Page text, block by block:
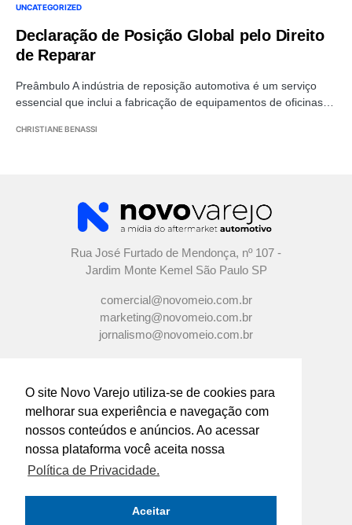
O site Novo Varejo utiliza-se de cookies para
melhorar sua experiência e navegação com
nossos conteúdos e anúncios. Ao acessar
nossa plataforma você aceita nossa
Política de Privacidade.
Aceitar
UNCATEGORIZED
Declaração de Posição Global pelo Direito
de Reparar
Preâmbulo A indústria de reposição automotiva é um serviço
essencial que inclui a fabricação de equipamentos de oficinas…
CHRISTIANE BENASSI
Rua José Furtado de Mendonça, nº 107 -
Jardim Monte Kemel São Paulo SP
comercial@novomeio.com.br
marketing@novomeio.com.br
jornalismo@novomeio.com.br
CONFIRA AS NOSSAS REDES
SOCIAIS
O principal canal de comunicação de grandes
indústrias e distribuidores com os
empresários e profissionais das lojas de